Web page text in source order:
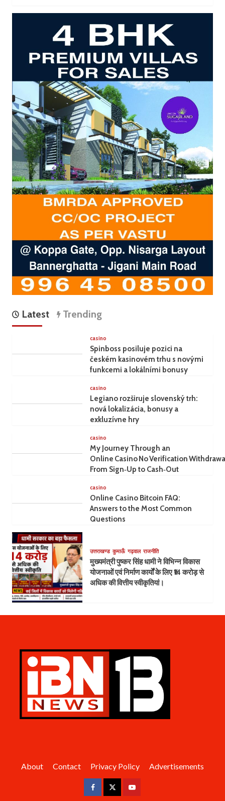
Latest Trending
casino
Spinboss posiluje pozici na
českém kasinovém trhu s novými
funkcemi a lokálními bonusy
casino
Legiano rozširuje slovenský trh:
nová lokalizácia, bonusy a
exkluzívne hry
casino
My Journey Through an
Online Casino No Verification
From Sign‑Up to Cash‑Out
casino
Online Casino Bitcoin FAQ:
Answers to the Most Common
Questions
उत्तराखण्ड कुमाऊँ गढ़वाल राजनीति
मुख्यमंत्री पुष्कर सिंह धामी ने विभिन्न विकास
योजनाओं एवं निर्माण कार्यों के लिए ₹14 करोड़ से
अधिक की वित्तीय स्वीकृतियां।
About Contact Privacy Policy Advertisements
FacebookTwitterYoutube